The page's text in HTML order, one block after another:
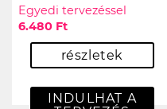
Egyedi tervezéssel
6.480 Ft
részletek
INDULHAT A